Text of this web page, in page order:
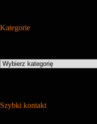
Kategorie
Wybierz
kategorię
Szybki kontakt